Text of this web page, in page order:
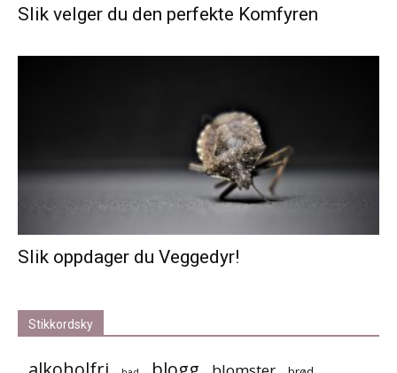
Slik velger du den perfekte Komfyren
Slik oppdager du Veggedyr!
Stikkordsky